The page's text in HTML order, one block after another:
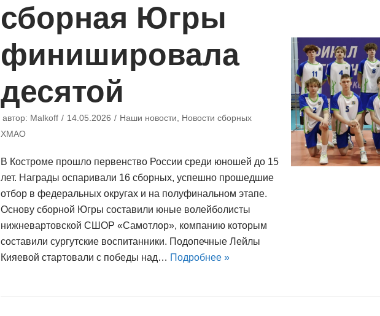
сборная Югры
финишировала
десятой
автор: Malkoff 14.05.2026 Наши новости, Новости сборных
ХМАО
В Костроме прошло первенство России среди юношей до 15
лет. Награды оспаривали 16 сборных, успешно прошедшие
отбор в федеральных округах и на полуфинальном этапе.
Основу сборной Югры составили юные волейболисты
нижневартовской СШОР «Самотлор», компанию которым
составили сургутские воспитанники. Подопечные Лейлы
Кияевой стартовали с победы над… Подробнее »